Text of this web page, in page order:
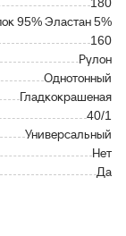
95% Эластан 5%
160
Рулон
Однотонный
Гладкокрашеная
40/1
Универсальный
Нет
Да